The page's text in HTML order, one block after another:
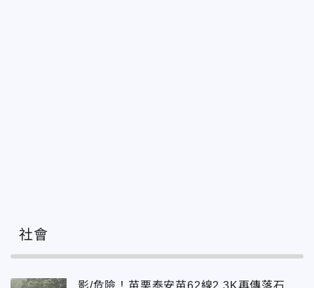
社會
影/危險！苗栗泰安苗62線2.3K再傳落石